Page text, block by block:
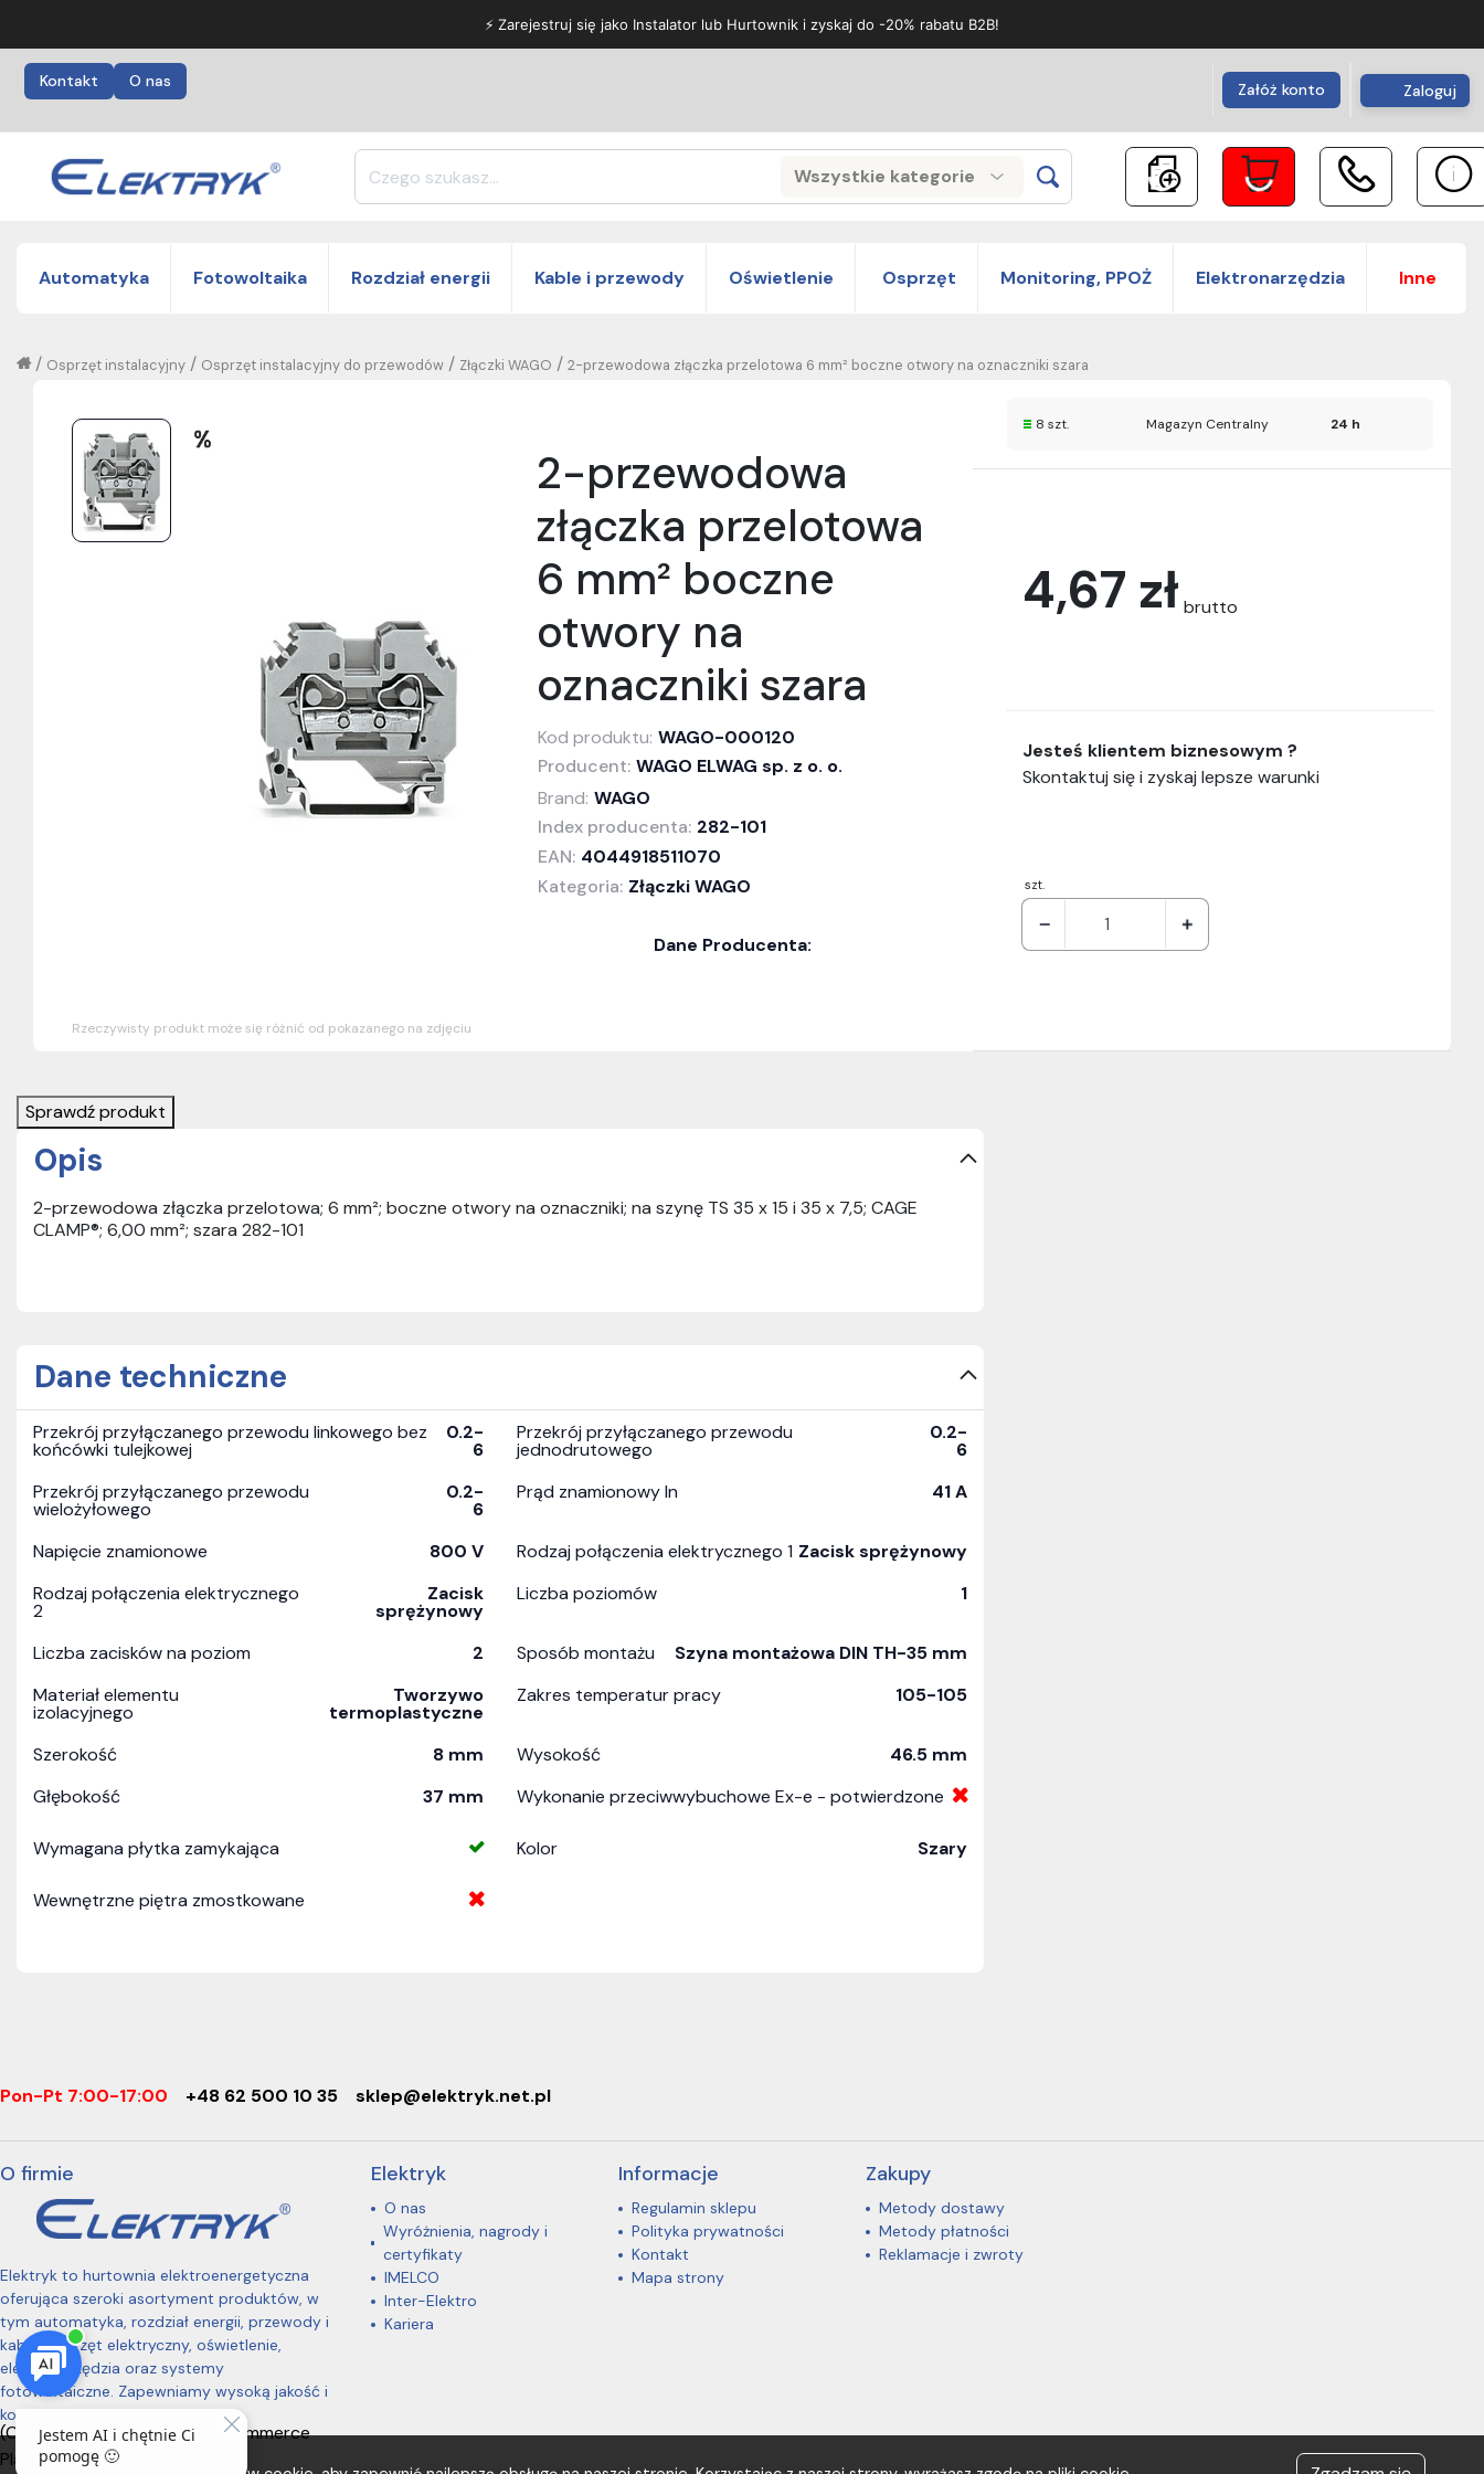
⚡ Zarejestruj się jako Instalator lub Hurtownik i zyskaj do -20% rabatu B2B!
Kontakt O nas Załóż konto Zaloguj
Wszystkie kategorie
Search
Automatyka Fotowoltaika Rozdział energii Kable i przewody Oświetlenie Osprzęt Monitoring, PPOŻ Elektronarzędzia Inne
2-przewodowa złączka przelotowa 6 mm² boczne otwory na oznaczniki szara
/
Złączki WAGO
/
Osprzęt instalacyjny do przewodów
/
Osprzęt instalacyjny
/
Rzeczywisty produkt może się różnić od pokazanego na zdjęciu
2-przewodowa
złączka przelotowa
6 mm² boczne
otwory na
oznaczniki szara
Kod produktu: WAGO-000120
Producent: WAGO ELWAG sp. z o. o.
Brand: WAGO
Index producenta: 282-101
EAN: 4044918511070
Kategoria: Złączki WAGO
Dane Producenta:
4,67 zł brutto
szt.
Jesteś klientem biznesowym ?
Skontaktuj się i zyskaj lepsze warunki
8 szt. Magazyn Centralny 24 h
Sprawdź produkt
Opis
2-przewodowa złączka przelotowa; 6 mm²; boczne otwory na oznaczniki; na szynę TS 35 x 15 i 35 x 7,5; CAGE
CLAMP®; 6,00 mm²; szara 282-101
Dane techniczne
Przekrój przyłączanego przewodu linkowego bez
końcówki tulejkowej
0.2-
6
Przekrój przyłączanego przewodu
jednodrutowego
0.2-
6
Przekrój przyłączanego przewodu
wielożyłowego
0.2-
6
Prąd znamionowy In 41 A
Napięcie znamionowe 800 V Rodzaj połączenia elektrycznego 1 Zacisk sprężynowy
Rodzaj połączenia elektrycznego
2
Zacisk
sprężynowy
Liczba poziomów 1
Liczba zacisków na poziom 2 Sposób montażu
Szyna montażowa DIN TH-35 mm
Materiał elementu
izolacyjnego
Tworzywo
termoplastyczne
Zakres temperatur pracy 105-105
Szerokość 8 mm Wysokość
46.5 mm
Głębokość
37 mm Wykonanie przeciwwybuchowe Ex-e - potwierdzone
Wymagana płytka zamykająca Kolor Szary
Wewnętrzne piętra zmostkowane
Pon-Pt 7:00-17:00 +48 62 500 10 35 sklep@elektryk.net.pl
O firmie
Elektryk to hurtownia elektroenergetyczna
oferująca szeroki asortyment produktów, w
tym automatyka, rozdział energii, przewody i
kable, osprzęt elektryczny, oświetlenie,
elektronarzędzia oraz systemy
fotowoltaiczne. Zapewniamy wysoką jakość i
konkurencyjne ceny.
Elektryk
O nas
Wyróżnienia, nagrody i
certyfikaty
IMELCO
Inter-Elektro
Kariera
Informacje
Regulamin sklepu
Polityka prywatności
Kontakt
Mapa strony
Zakupy
Metody dostawy
Metody płatności
Reklamacje i zwroty
(C) 2026 One Omnichannel Commerce
Platform